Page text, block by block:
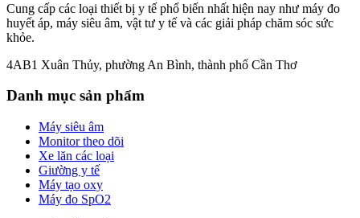
Cung cấp các loại thiết bị y tế phổ biến nhất hiện nay như máy đo
huyết áp, máy siêu âm, vật tư y tế và các giải pháp chăm sóc sức
khỏe.
4AB1 Xuân Thủy, phường An Bình, thành phố Cần Thơ
Danh mục sản phẩm
Máy siêu âm
Monitor theo dõi
Xe lăn các loại
Giường y tế
Máy tạo oxy
Máy đo SpO2